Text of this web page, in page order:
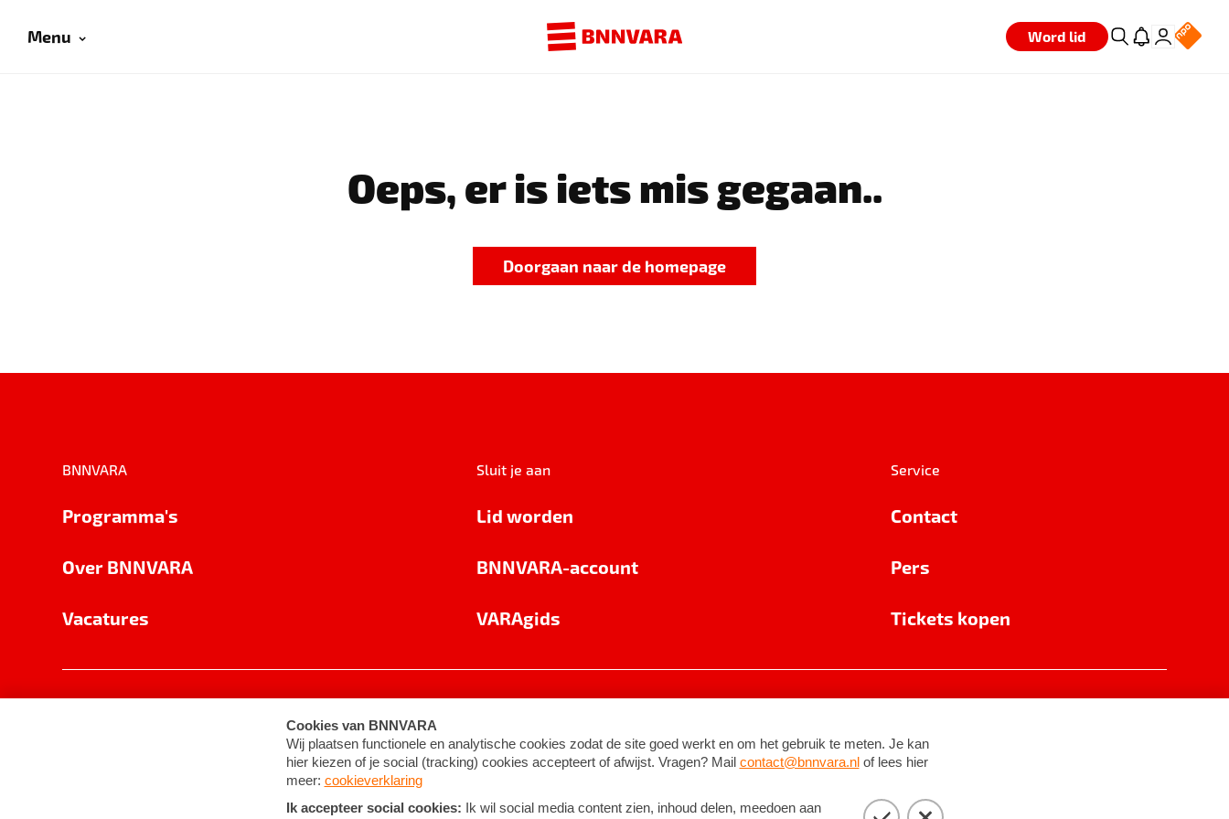
Menu Word lid
Oeps, er is iets mis gegaan..
Doorgaan naar de homepage
BNNVARA
Programma's
Over BNNVARA
Vacatures
Sluit je aan
Lid worden
BNNVARA-account
VARAgids
Service
Contact
Pers
Tickets kopen
Cookie-instellingen Algemene voorwaarden ©2026BNNVARA